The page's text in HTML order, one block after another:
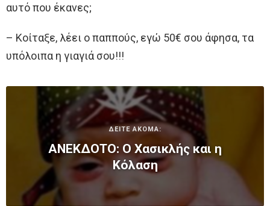
αυτό που έκανες;
– Κοίταξε, λέει ο παππούς, εγώ 50€ σου άφησα, τα
υπόλοιπα η γιαγιά σου!!!
ΔΕΙΤΕ ΑΚΟΜΑ:
ΑΝΕΚΔΟΤΟ: Ο Χασικλής και η
Κόλαση